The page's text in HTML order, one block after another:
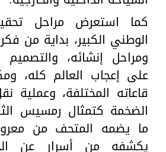
كما استعرض مراحل
الوطني الكبير، بداية من
ومراحل إنشائه، والتصميم
على إعجاب العالم كله،
قاعاته المختلفة، وعملية
الضخمة كتمثال رمسيس
ما يضمه المتحف من
يكشفه من أسرار عن